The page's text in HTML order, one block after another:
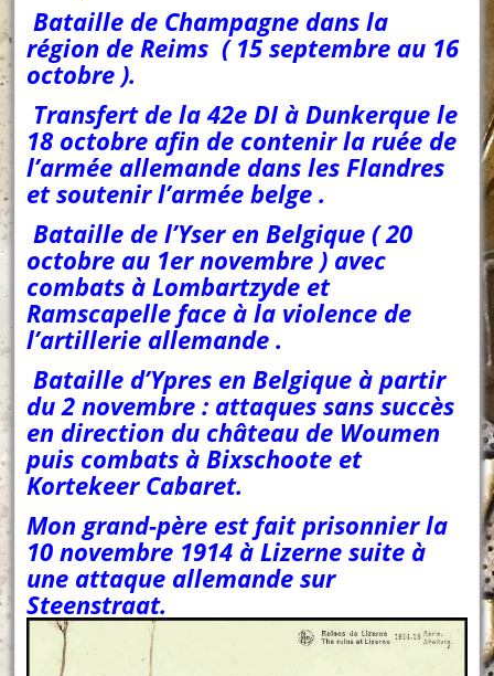
Bataille de Champagne dans la
région de Reims ( 15 septembre au 16
octobre ).
Transfert de la 42e DI à Dunkerque le
18 octobre afin de contenir la ruée de
l’armée allemande dans les Flandres
et soutenir l’armée belge .
Bataille de l’Yser en Belgique ( 20
octobre au 1er novembre ) avec
combats à Lombartzyde et
Ramscapelle face à la violence de
l’artillerie allemande .
Bataille d’Ypres en Belgique à partir
du 2 novembre : attaques sans succès
en direction du château de Woumen
puis combats à Bixschoote et
Kortekeer Cabaret.
Mon grand-père est fait prisonnier la
10 novembre 1914 à Lizerne suite à
une attaque allemande sur
Steenstraat.